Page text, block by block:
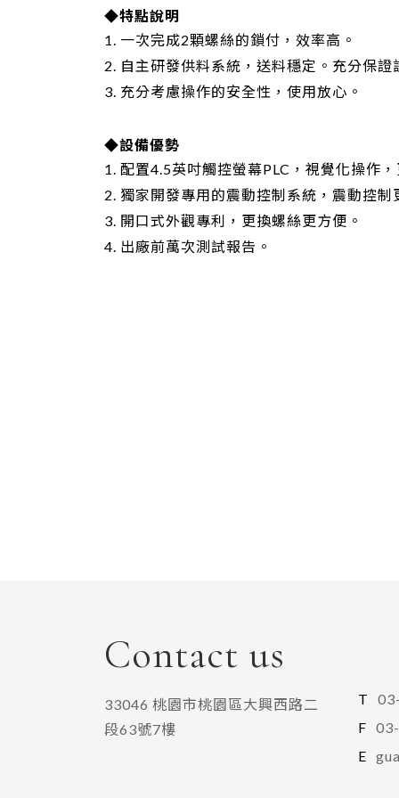
◆特點說明
1. 一次完成2顆螺絲的鎖付，效率高。
2. 自主研發供料系統，送料穩定。充分保證
3. 充分考慮操作的安全性，使用放心。
◆設備優勢
1. 配置4.5英吋觸控螢幕PLC，視覺化操作
2. 獨家開發專用的震動控制系統，震動控
3. 開口式外觀專利，更換螺絲更方便。
4. 出廠前萬次測試報告。
Contact us
33046 桃園市桃園區大興西路二
段63號7樓
T
F
E